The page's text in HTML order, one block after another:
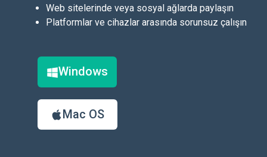
Web sitelerinde veya sosyal ağlarda paylaşın
Platformlar ve cihazlar arasında sorunsuz çalışın
Windows
Mac OS